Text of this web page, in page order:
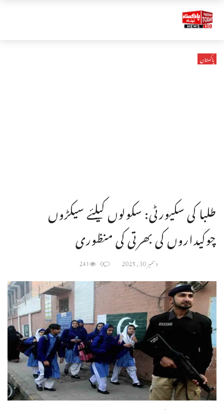
پاکستان
طلبا کی سکیورٹی: سکولوں کیلئے سیکڑوں
چوکیداروں کی بھرتی کی منظوری
دسمبر 30, 2025 0
241